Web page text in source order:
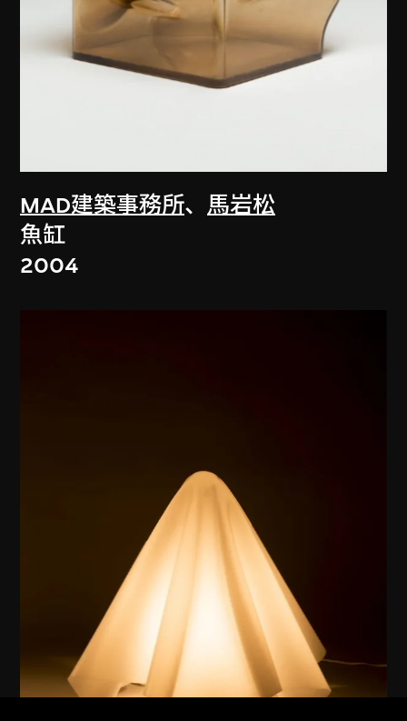
MAD建築事務所、 馬岩松
魚缸
2004